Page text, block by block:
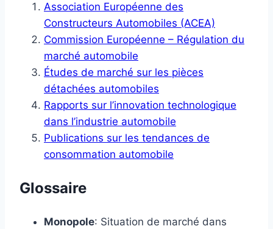
Association Européenne des
Constructeurs Automobiles (ACEA)
Commission Européenne – Régulation du
marché automobile
Études de marché sur les pièces
détachées automobiles
Rapports sur l’innovation technologique
dans l’industrie automobile
Publications sur les tendances de
consommation automobile
Glossaire
Monopole: Situation de marché dans